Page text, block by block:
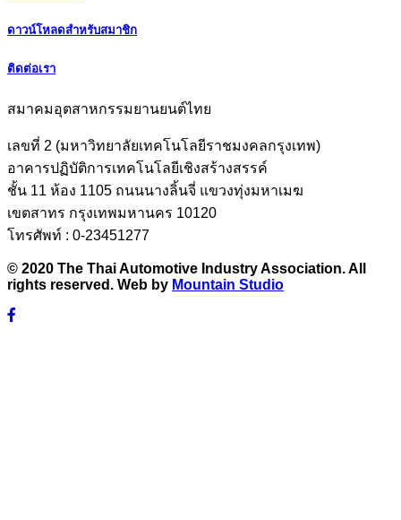
ดาวน์โหลดสำหรับสมาชิก
ติดต่อเรา
สมาคมอุตสาหกรรมยานยนต์ไทย
เลขที่ 2 (มหาวิทยาลัยเทคโนโลยีราชมงคลกรุงเทพ)
อาคารปฏิบัติการเทคโนโลยีเชิงสร้างสรรค์
ชั้น 11 ห้อง 1105 ถนนนางลิ้นจี่ แขวงทุ่งมหาเมฆ
เขตสาทร กรุงเทพมหานคร 10120
โทรศัพท์ : 0-23451277
© 2020 The Thai Automotive Industry Association. All
rights reserved. Web by Mountain Studio